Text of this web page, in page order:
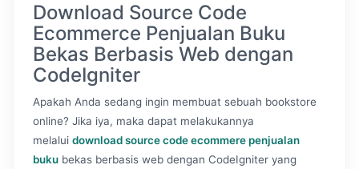
Download Source Code
Ecommerce Penjualan Buku
Bekas Berbasis Web dengan
CodeIgniter
Apakah Anda sedang ingin membuat sebuah bookstore
online? Jika iya, maka dapat melakukannya
melalui download source code ecommere penjualan
buku bekas berbasis web dengan CodeIgniter yang